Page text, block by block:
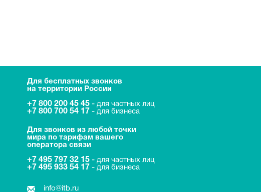
Для бесплатных звонков
на территории России
+7 800 200 45 45 - для частных лиц
+7 800 700 54 17 - для бизнеса
Для звонков из любой точки
мира по тарифам вашего
оператора связи
+7 495 797 32 15 - для частных лиц
+7 495 933 54 17 - для бизнеса
info@itb.ru